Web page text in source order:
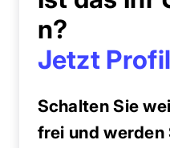
n?
Jetzt
Schalten Sie
frei und werden